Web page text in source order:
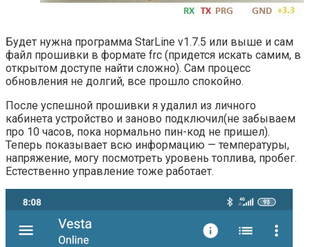
Будет нужна программа StarLine v1.7.5 или выше и сам
файл прошивки в формате frc (придется искать самим, в
открытом доступе найти сложно). Сам процесс
обновления не долгий, все прошло спокойно.
После успешной прошивки я удалил из личного
кабинета устройство и заново подключил(не забываем
про 10 часов, пока нормально пин-код не пришел).
Теперь показывает всю информацию — температуры,
напряжение, могу посмотреть уровень топлива, пробег.
Естественно управление тоже работает.